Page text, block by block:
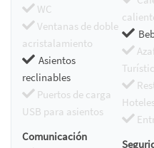
WC
Ventanas de doble
acristalamiento
Asientos
reclinables
Puertos de carga
USB para asientos
Hoteles
Comunicación